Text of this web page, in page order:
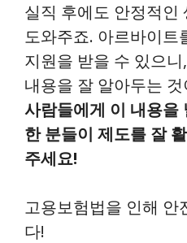
실직 후에도 안정적인
도와주죠. 아르바이트
지원을 받을 수 있으
내용을 잘 알아두는
사람들에게 이 내용을
한 분들이 제도를 잘
주세요!
고용보험법을 인해 안
다!